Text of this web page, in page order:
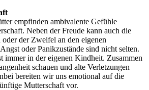
empfinden ambivalente Gefühle
Neben der Freude kann auch die
der Zweifel an den eigenen
oder Panikzustände sind nicht selten.
immer in der eigenen Kindheit. Zusammen
schauen und alte Verletzungen
bereiten wir uns emotional auf die
Mutterschaft vor.